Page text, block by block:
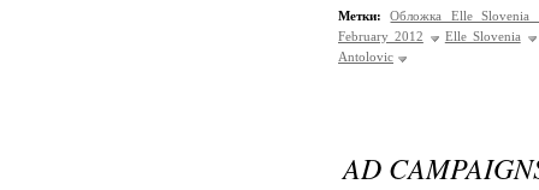
Метки:
Обложка Elle Slovenia
February 2012
Elle Slovenia
Antolovic
AD